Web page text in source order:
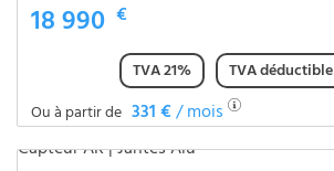
18 990 €
TVA 21%
TVA déductible
Ou à partir de 331 €/ mois